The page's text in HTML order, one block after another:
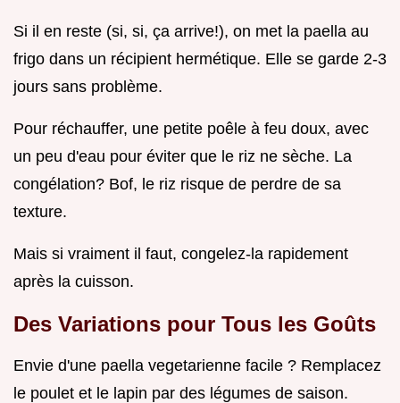
Si il en reste (si, si, ça arrive!), on met la paella au
frigo dans un récipient hermétique. Elle se garde 2-3
jours sans problème.
Pour réchauffer, une petite poêle à feu doux, avec
un peu d'eau pour éviter que le riz ne sèche. La
congélation? Bof, le riz risque de perdre de sa
texture.
Mais si vraiment il faut, congelez-la rapidement
après la cuisson.
Des Variations pour Tous les Goûts
Envie d'une paella vegetarienne facile ? Remplacez
le poulet et le lapin par des légumes de saison.